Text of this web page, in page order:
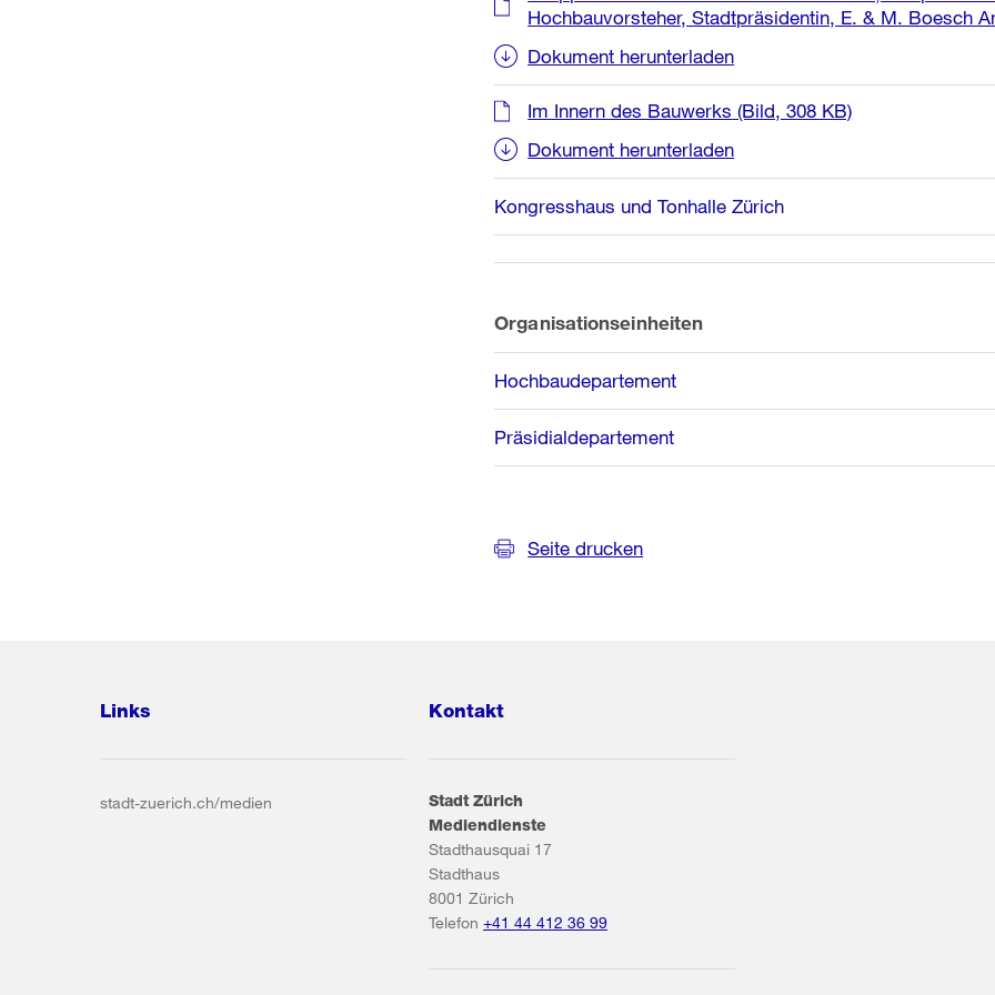
Hochbauvorsteher, Stadtpräsidentin, E. & M. Boesch
Dokument herunterladen
Im Innern des Bauwerks (Bild, 308 KB)
Dokument herunterladen
Kongresshaus und Tonhalle Zürich
Organisationseinheiten
Hochbaudepartement
Präsidialdepartement
Seite drucken
Links
stadt-zuerich.ch/medien
Kontakt
Stadt Zürich
Mediendienste
Stadthausquai 17
Stadthaus
8001 Zürich
Telefon +41 44 412 36 99